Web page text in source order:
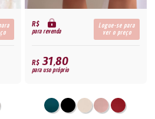
R$
para revenda
Logue-se para
ver o preço
R$31,80
para uso próprio